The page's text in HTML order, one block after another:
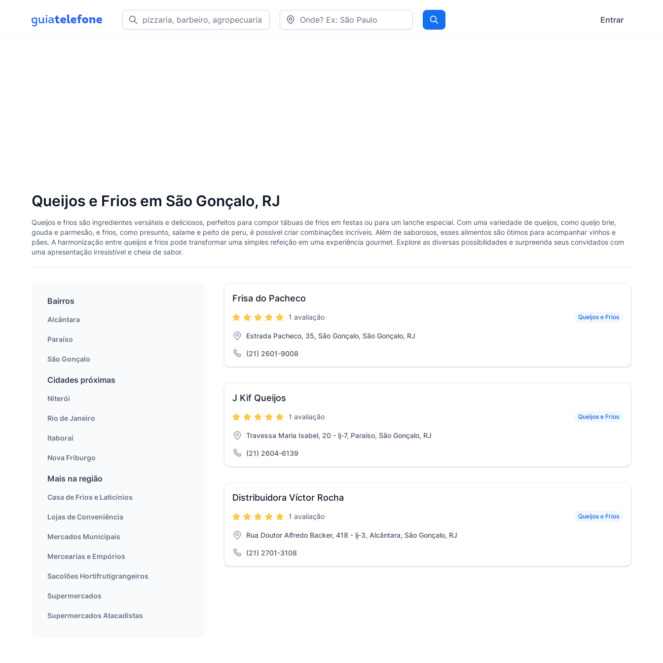
Procurar Entrar
Queijos e Frios em São Gonçalo, RJ
Queijos e frios são ingredientes versáteis e deliciosos, perfeitos para compor tábuas de frios em festas ou para um lanche especial. Com uma variedade de queijos, como queijo brie,
gouda e parmesão, e frios, como presunto, salame e peito de peru, é possível criar combinações incríveis. Além de saborosos, esses alimentos são ótimos para acompanhar vinhos e
pães. A harmonização entre queijos e frios pode transformar uma simples refeição em uma experiência gourmet. Explore as diversas possibilidades e surpreenda seus convidados com
uma apresentação irresistível e cheia de sabor.
Frisa do Pacheco
Queijos e Frios
1 avaliação
Estrada Pacheco, 35, São Gonçalo, São Gonçalo, RJ
(21) 2601-9008
J Kif Queijos
Queijos e Frios
1 avaliação
Travessa Maria Isabel, 20 - lj-7, Paraíso, São Gonçalo, RJ
(21) 2604-6139
Distribuidora Víctor Rocha
Queijos e Frios
1 avaliação
Rua Doutor Alfredo Backer, 418 - lj-3, Alcântara, São Gonçalo, RJ
(21) 2701-3108
Bairros
Alcântara
Paraíso
São Gonçalo
Cidades próximas
Niterói
Rio de Janeiro
Itaboraí
Nova Friburgo
Mais na região
Casa de Frios e Laticínios
Lojas de Conveniência
Mercados Municipais
Mercearias e Empórios
Sacolões Hortifrutigrangeiros
Supermercados
Supermercados Atacadistas